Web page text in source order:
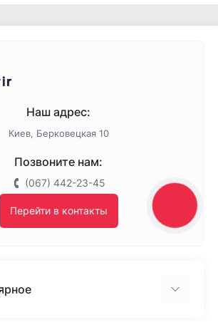
Наш адрес:
Киев, Берковецкая 10
Позвоните нам:
(067) 442-23-45
Перейти в контакты